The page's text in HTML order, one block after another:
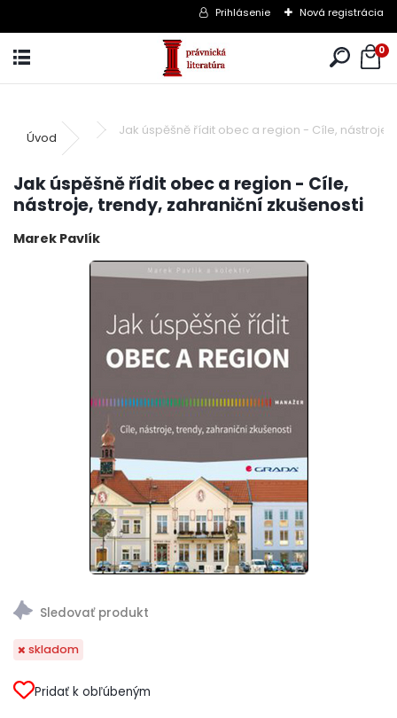
Prihlásenie Nová registrácia
0
Úvod
Jak úspěšně řídit obec a region - Cíle,
Jak úspěšně řídit obec a region - Cíle,
nástroje, trendy, zahraniční zkušenosti
Marek Pavlík
skladom
Pridať k obľúbeným